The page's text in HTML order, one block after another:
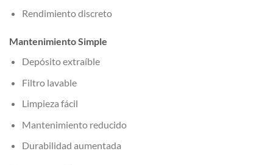
Rendimiento discreto
Mantenimiento Simple
Depósito extraíble
Filtro lavable
Limpieza fácil
Mantenimiento reducido
Durabilidad aumentada